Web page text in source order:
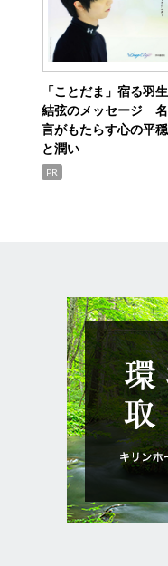
「ことだま」宿る羽生
結弦のメッセージ 名
言がもたらす心の平穏
と潤い
PR